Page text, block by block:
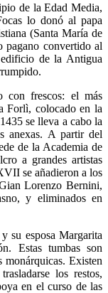
de la Edad Media,
lo donó al papa
(Santa María de
pagano convertido al
de la Antigua
con frescos: el más
Forlì, colocado en la
se lleva a cabo la
anexas. A partir del
de la Academia de
a grandes artistas
se añadieron a los
Lorenzo Bernini,
y eliminados en
su esposa Margarita
Estas tumbas son
monárquicas. Existen
los restos,
en el curso de las